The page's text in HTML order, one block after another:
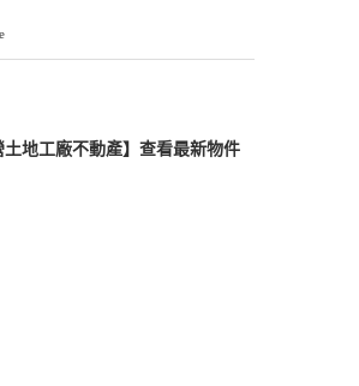
地工廠不動產】查看最新物件